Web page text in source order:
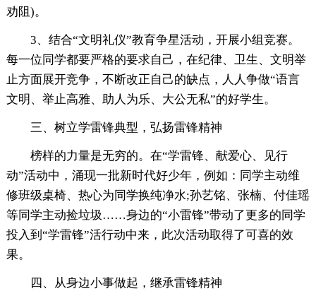
劝阻)。
3、结合“文明礼仪”教育争星活动，开展小组竞赛。
每一位同学都要严格的要求自己，在纪律、卫生、文明举
止方面展开竞争，不断改正自己的缺点，人人争做“语言
文明、举止高雅、助人为乐、大公无私”的好学生。
三、树立学雷锋典型，弘扬雷锋精神
榜样的力量是无穷的。在“学雷锋、献爱心、见行
动”活动中，涌现一批新时代好少年，例如：同学主动维
修班级桌椅、热心为同学换纯净水;孙艺铭、张楠、付佳瑶
等同学主动捡垃圾……身边的“小雷锋”带动了更多的同学
投入到“学雷锋”活行动中来，此次活动取得了可喜的效
果。
四、从身边小事做起，继承雷锋精神